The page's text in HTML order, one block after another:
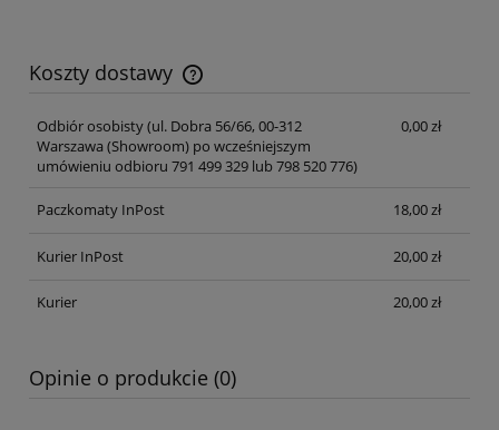
Koszty dostawy
Cena nie zawiera ewentualnych kosztów płatności
Odbiór osobisty(ul. Dobra 56/66, 00-312
Warszawa (Showroom) po wcześniejszym
umówieniu odbioru 791 499 329 lub 798 520 776)
0,00 zł
Paczkomaty InPost 18,00 zł
Kurier InPost 20,00 zł
Kurier 20,00 zł
Opinie o produkcie (0)